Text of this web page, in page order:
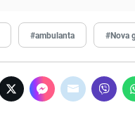
#ambulanta #Nova